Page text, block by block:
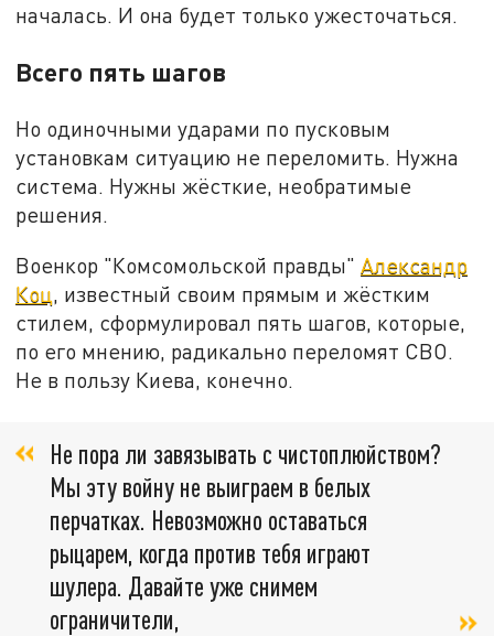
началась. И она будет только ужесточаться.
Всего пять шагов
Но одиночными ударами по пусковым
установкам ситуацию не переломить. Нужна
система. Нужны жёсткие, необратимые
решения.
Военкор "Комсомольской правды" Александр
Коц , известный своим прямым и жёстким
стилем, сформулировал пять шагов, которые,
по его мнению, радикально переломят СВО.
Не в пользу Киева, конечно.
Не пора ли завязывать с чистоплюйством?
Мы эту войну не выиграем в белых
перчатках. Невозможно оставаться
рыцарем, когда против тебя играют
шулера. Давайте уже снимем
ограничители,